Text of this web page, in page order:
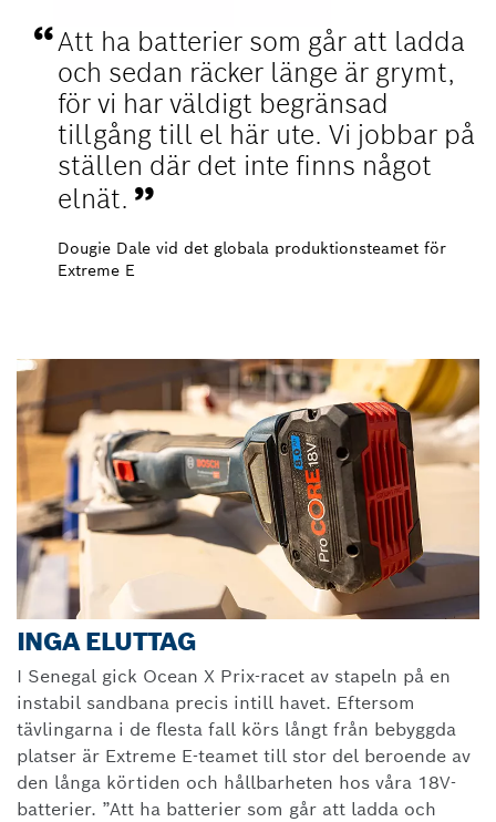
Att ha batterier som går att ladda
och sedan räcker länge är grymt,
för vi har väldigt begränsad
tillgång till el här ute. Vi jobbar på
ställen där det inte finns något
elnät.
Dougie Dale vid det globala produktionsteamet för
Extreme E
INGA ELUTTAG
I Senegal gick Ocean X Prix-racet av stapeln på en
instabil sandbana precis intill havet. Eftersom
tävlingarna i de flesta fall körs långt från bebyggda
platser är Extreme E-teamet till stor del beroende av
den långa körtiden och hållbarheten hos våra 18V-
batterier. ”Att ha batterier som går att ladda och